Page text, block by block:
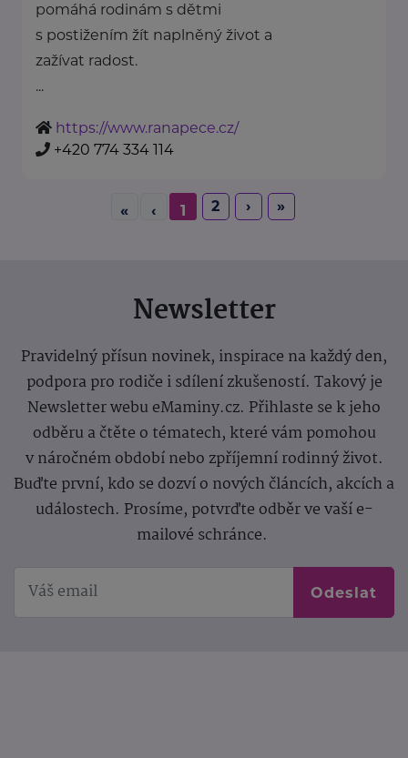
pomáhá rodinám s dětmi
s postižením žít naplněný život a
zažívat radost.
...
https://www.ranapece.cz/
+420 774 334 114
« ‹ 1 2 › »
Newsletter
Pravidelný přísun novinek, inspirace na každý den,
podpora pro rodiče i sdílení zkušeností. Takový je
Newsletter webu eMaminy.cz. Přihlaste se k jeho
odběru a čtěte o tématech, které vám pomohou
v náročném období nebo zpříjemní rodinný život.
Buďte první, kdo se dozví o nových článcích, akcích a
událostech. Prosíme, potvrďte odběr ve vaší e-
mailové schránce.
Odeslat